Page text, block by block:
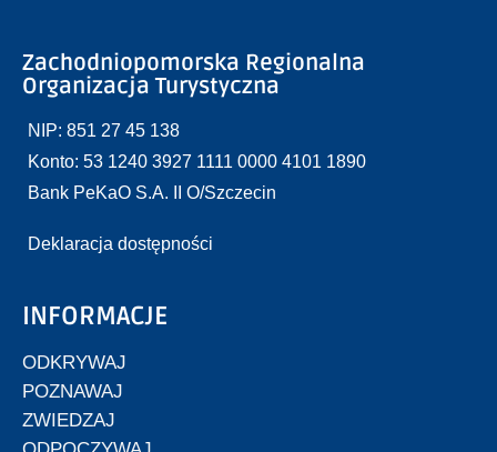
Zachodniopomorska Regionalna
Organizacja Turystyczna
NIP: 851 27 45 138
Konto: 53 1240 3927 1111 0000 4101 1890
Bank PeKaO S.A. II O/Szczecin
Deklaracja dostępności
INFORMACJE
ODKRYWAJ
POZNAWAJ
ZWIEDZAJ